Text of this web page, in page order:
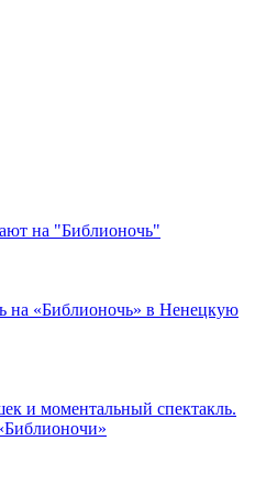
на "Библионочь"
на «Библионочь» в Ненецкую
и моментальный спектакль.